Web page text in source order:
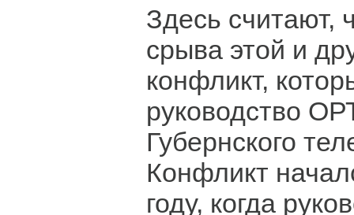
Здесь считают,
срыва этой и
конфликт,
руководство
Губернского
Конфликт
году, когда